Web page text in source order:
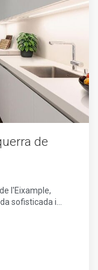
de
l'Eixample,
sofisticada i
de nova
de qualitat i
disseny